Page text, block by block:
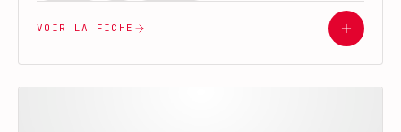
VOIR LA FICHE